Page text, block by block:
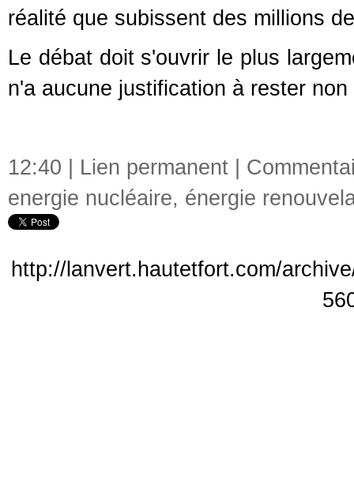
réalité que subissent des millions
Le débat doit s'ouvrir le plus
n'a aucune justification à rester
12:40 | Lien permanent
energie nucléaire, énergie
http://lanvert.hautetfort.com/